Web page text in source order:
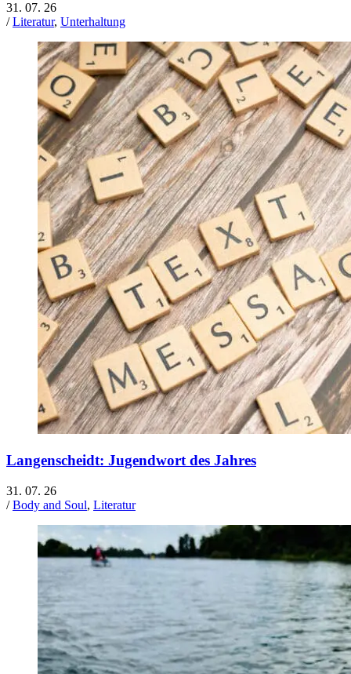
31. 07. 26
/Literatur, Unterhaltung
Langenscheidt: Jugendwort des Jahres
31. 07. 26
/Body and Soul, Literatur